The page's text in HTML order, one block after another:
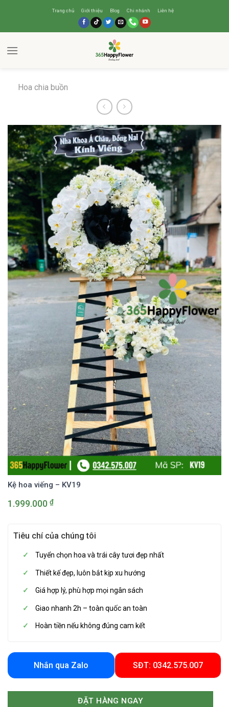
Trang chủ Giới thiệu Blog Chi nhánh Liên hệ
Hoa chia buồn
Kệ hoa viếng – KV19
1.999.000 ₫
Tiêu chí của chúng tôi
Tuyển chọn hoa và trái cây tươi đẹp nhất
Thiết kế đẹp, luôn bắt kịp xu hướng
Giá hợp lý, phù hợp mọi ngân sách
Giao nhanh 2h – toàn quốc an toàn
Hoàn tiền nếu không đúng cam kết
Nhắn qua Zalo SĐT: 0342.575.007
ĐẶT HÀNG NGAY